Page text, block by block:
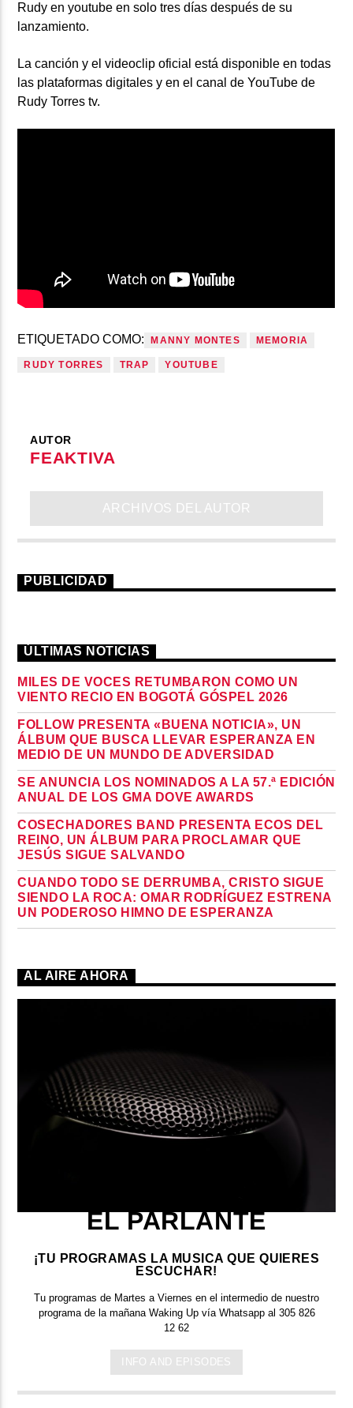
Rudy en youtube en solo tres días después de su
lanzamiento.
La canción y el videoclip oficial está disponible en todas
las plataformas digitales y en el canal de YouTube de
Rudy Torres tv.
ETIQUETADO COMO: MANNY MONTES MEMORIA
RUDY TORRES TRAP YOUTUBE
AUTOR
FEAKTIVA
ARCHIVOS DEL AUTOR
PUBLICIDAD
ÚLTIMAS NOTICIAS
MILES DE VOCES RETUMBARON COMO UN
VIENTO RECIO EN BOGOTÁ GÓSPEL 2026
FOLLOW PRESENTA «BUENA NOTICIA», UN
ÁLBUM QUE BUSCA LLEVAR ESPERANZA EN
MEDIO DE UN MUNDO DE ADVERSIDAD
SE ANUNCIA LOS NOMINADOS A LA 57.ª EDICIÓN
ANUAL DE LOS GMA DOVE AWARDS
COSECHADORES BAND PRESENTA ECOS DEL
REINO, UN ÁLBUM PARA PROCLAMAR QUE
JESÚS SIGUE SALVANDO
CUANDO TODO SE DERRUMBA, CRISTO SIGUE
SIENDO LA ROCA: OMAR RODRÍGUEZ ESTRENA
UN PODEROSO HIMNO DE ESPERANZA
AL AIRE AHORA
EL PARLANTE
¡TU PROGRAMAS LA MUSICA QUE QUIERES
ESCUCHAR!
Tu programas de Martes a Viernes en el intermedio de nuestro
programa de la mañana Waking Up vía Whatsapp al 305 826
12 62
INFO AND EPISODES